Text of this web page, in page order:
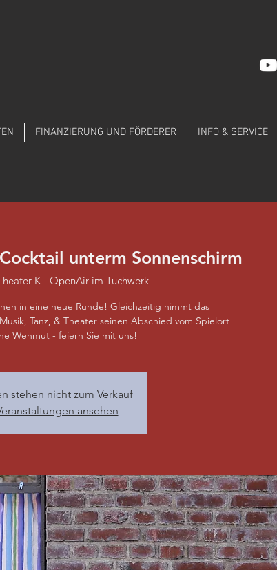
FINANZIERUNG UND FÖRDERER INFO & SERVICE
unterm Sonnenschirm
K - OpenAir im Tuchwerk
in eine neue Runde! Gleichzeitig nimmt das
Tanz, & Theater seinen Abschied vom Spielort
Wehmut - feiern Sie mit uns!
stehen nicht zum Verkauf
ansehen